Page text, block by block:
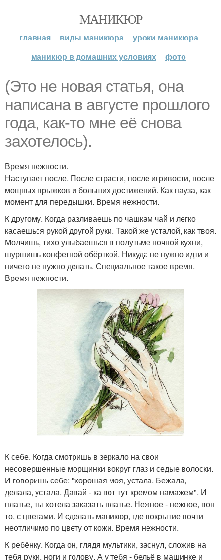
МАНИКЮР
главная виды маникюра
уроки маникюра
маникюр в домашних условиях
фото
(Это не новая статья, она
написана в августе прошлого
года, как-то мне её снова
захотелось).
Время нежности.
Наступает после. После страсти, после игривости, после
мощных прыжков и больших достижений. Как пауза, как
момент для передышки. Время нежности.
К другому. Когда разливаешь по чашкам чай и легко
касаешься рукой другой руки. Такой же усталой, как твоя.
Молчишь, тихо улыбаешься в полутьме ночной кухни,
шуршишь конфетной обёрткой. Никуда не нужно идти и
ничего не нужно делать. Специальное такое время.
Время нежности.
К себе. Когда смотришь в зеркало на свои
несовершенные морщинки вокруг глаз и седые волоски.
И говоришь себе: "хорошая моя, устала. Бежала,
делала, устала. Давай - ка вот тут кремом намажем". И
платье, ты хотела заказать платье. Нежное - нежное, вон
то, с цветами. И сделать маникюр, где покрытие почти
неотличимо по цвету от кожи. Время нежности.
К ребёнку. Когда он, глядя мультики, заснул, сложив на
тебя руки, ноги и голову. А у тебя - бельё в машинке и